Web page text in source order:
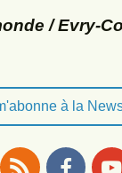
/ Evry-
à la